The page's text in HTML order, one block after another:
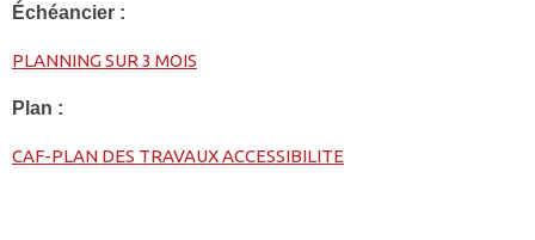
Échéancier :
PLANNING SUR 3 MOIS
Plan :
CAF-PLAN DES TRAVAUX ACCESSIBILITE